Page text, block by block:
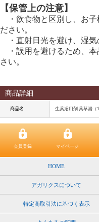
【保管上の注意】
・飲食物と区別し、お子
ださい。
・直射日光を避け、湿気
・誤用を避けるため、本
さい。
商品詳細
商品名 生薬浴用剤 薬草湯
会員登録 マイページ
HOME
アガリクスについて
特定商取引法に基づく表示